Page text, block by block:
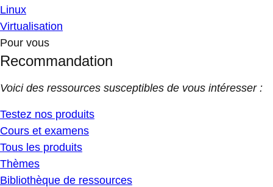
Linux
Virtualisation
Pour vous
Recommandation
Voici des ressources susceptibles de vous intéresser :
Testez nos produits
Cours et examens
Tous les produits
Thèmes
Bibliothèque de ressources